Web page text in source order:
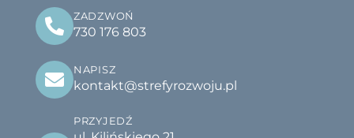
ZADZWOŃ
730 176 803
NAPISZ
kontakt@strefyrozwoju.pl
PRZYJEDŹ